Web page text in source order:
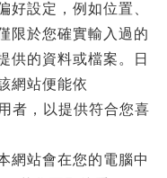
好設定，例如位置、
限於您確實輸入過的
供的資料或檔案。日
網站便能依
者，以提供符合您喜
網站會在您的電腦中